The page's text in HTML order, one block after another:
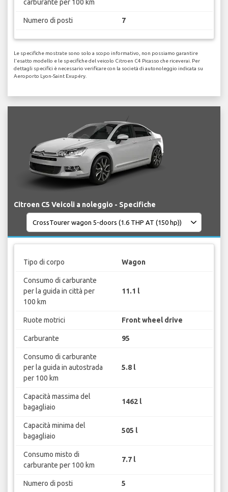
carburante per 100 km
Numero di posti 7
Le specifiche mostrate sono solo a scopo informativo, non possiamo garantire
l'esatto modello e le specifiche del veicolo Citroen C4 Picasso che riceverai. Per
dettagli specifici è necessario verificare con la società di autonoleggio indicata su
Aeroporto Lyon-Saint Exupéry.
Citroen C5 Veicoli a noleggio - Specifiche
Tipo di corpo Wagon
Consumo di carburante
per la guida in città per
100 km
11.1 l
Ruote motrici Front wheel drive
Carburante 95
Consumo di carburante
per la guida in autostrada
per 100 km
5.8 l
Capacità massima del
bagagliaio
1462 l
Capacità minima del
bagagliaio
505 l
Consumo misto di
carburante per 100 km
7.7 l
Numero di posti 5